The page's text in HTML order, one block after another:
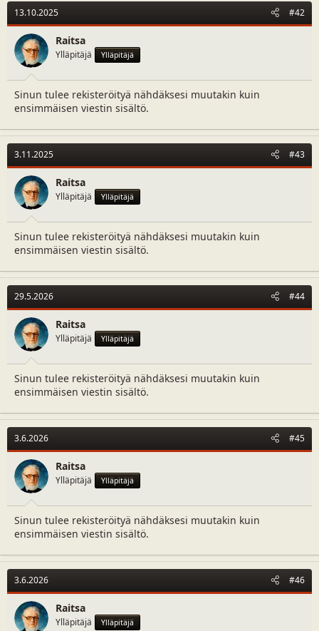
13.10.2025 #42
Raitsa
Ylläpitäjä Ylläpitäjä
Sinun tulee rekisteröityä nähdäksesi muutakin kuin
ensimmäisen viestin sisältö.
3.11.2025 #43
Raitsa
Ylläpitäjä Ylläpitäjä
Sinun tulee rekisteröityä nähdäksesi muutakin kuin
ensimmäisen viestin sisältö.
29.5.2026 #44
Raitsa
Ylläpitäjä Ylläpitäjä
Sinun tulee rekisteröityä nähdäksesi muutakin kuin
ensimmäisen viestin sisältö.
3.6.2026 #45
Raitsa
Ylläpitäjä Ylläpitäjä
Sinun tulee rekisteröityä nähdäksesi muutakin kuin
ensimmäisen viestin sisältö.
3.6.2026 #46
Raitsa
Ylläpitäjä Ylläpitäjä